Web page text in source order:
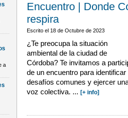
a
Encuentro | Donde
respira
Escrito el 18 de Octubre de 2023
¿Te preocupa la situación
ambiental de la ciudad de
Córdoba? Te invitamos a
de un encuentro para identificar
desafíos comunes y ejercer
voz colectiva. ... [+ info]